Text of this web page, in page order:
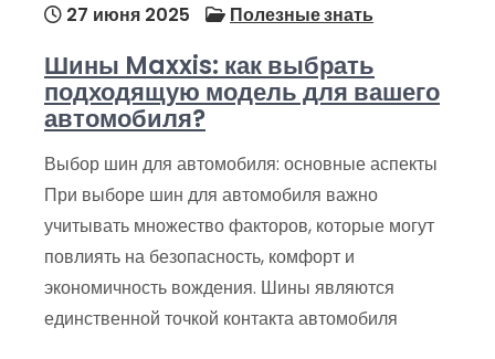
27 июня 2025 Полезные знать
Шины Maxxis: как выбрать
подходящую модель для вашего
автомобиля?
Выбор шин для автомобиля: основные аспекты
При выборе шин для автомобиля важно
учитывать множество факторов, которые могут
повлиять на безопасность, комфорт и
экономичность вождения. Шины являются
единственной точкой контакта автомобиля